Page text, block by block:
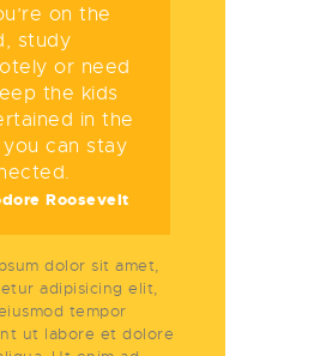
on the
study
or need
the kids
in the
can stay
Roosevelt
dolor sit amet,
adipisicing elit,
tempor
ut labore et dolore